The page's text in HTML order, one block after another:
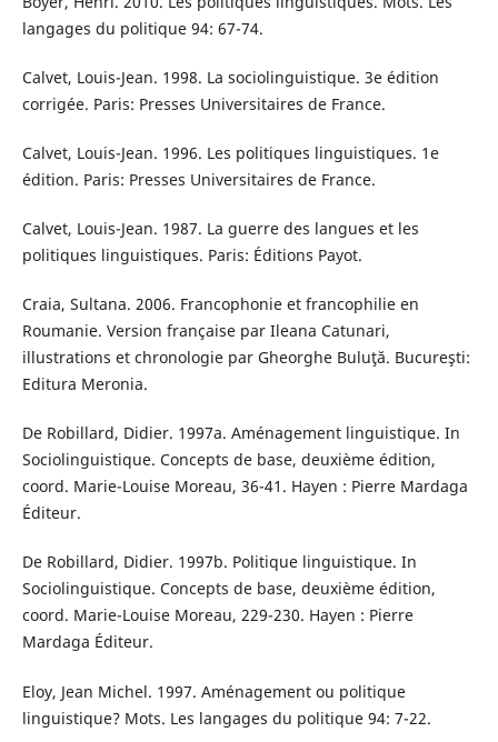
langages du politique 94: 67-74.
Calvet, Louis-Jean. 1998. La sociolinguistique. 3e édition
corrigée. Paris: Presses Universitaires de France.
Calvet, Louis-Jean. 1996. Les politiques linguistiques. 1e
édition. Paris: Presses Universitaires de France.
Calvet, Louis-Jean. 1987. La guerre des langues et les
politiques linguistiques. Paris: Éditions Payot.
Craia, Sultana. 2006. Francophonie et francophilie en
Roumanie. Version française par Ileana Catunari,
illustrations et chronologie par Gheorghe Buluţă. Bucureşti:
Editura Meronia.
De Robillard, Didier. 1997a. Aménagement linguistique. In
Sociolinguistique. Concepts de base, deuxième édition,
coord. Marie-Louise Moreau, 36-41. Hayen : Pierre Mardaga
Éditeur.
De Robillard, Didier. 1997b. Politique linguistique. In
Sociolinguistique. Concepts de base, deuxième édition,
coord. Marie-Louise Moreau, 229-230. Hayen : Pierre
Mardaga Éditeur.
Eloy, Jean Michel. 1997. Aménagement ou politique
linguistique? Mots. Les langages du politique 94: 7-22.